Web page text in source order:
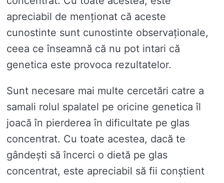
apreciabil de menționat că aceste
cunostinte sunt cunostinte observaționale,
ceea ce înseamnă că nu pot intari că
genetica este provoca rezultatelor.
Sunt necesare mai multe cercetări catre a
samali rolul spalatel pe oricine genetica îl
joacă în pierderea în dificultate pe glas
concentrat. Cu toate acestea, dacă te
gândești să încerci o dietă pe glas
concentrat, este apreciabil să fii conștient